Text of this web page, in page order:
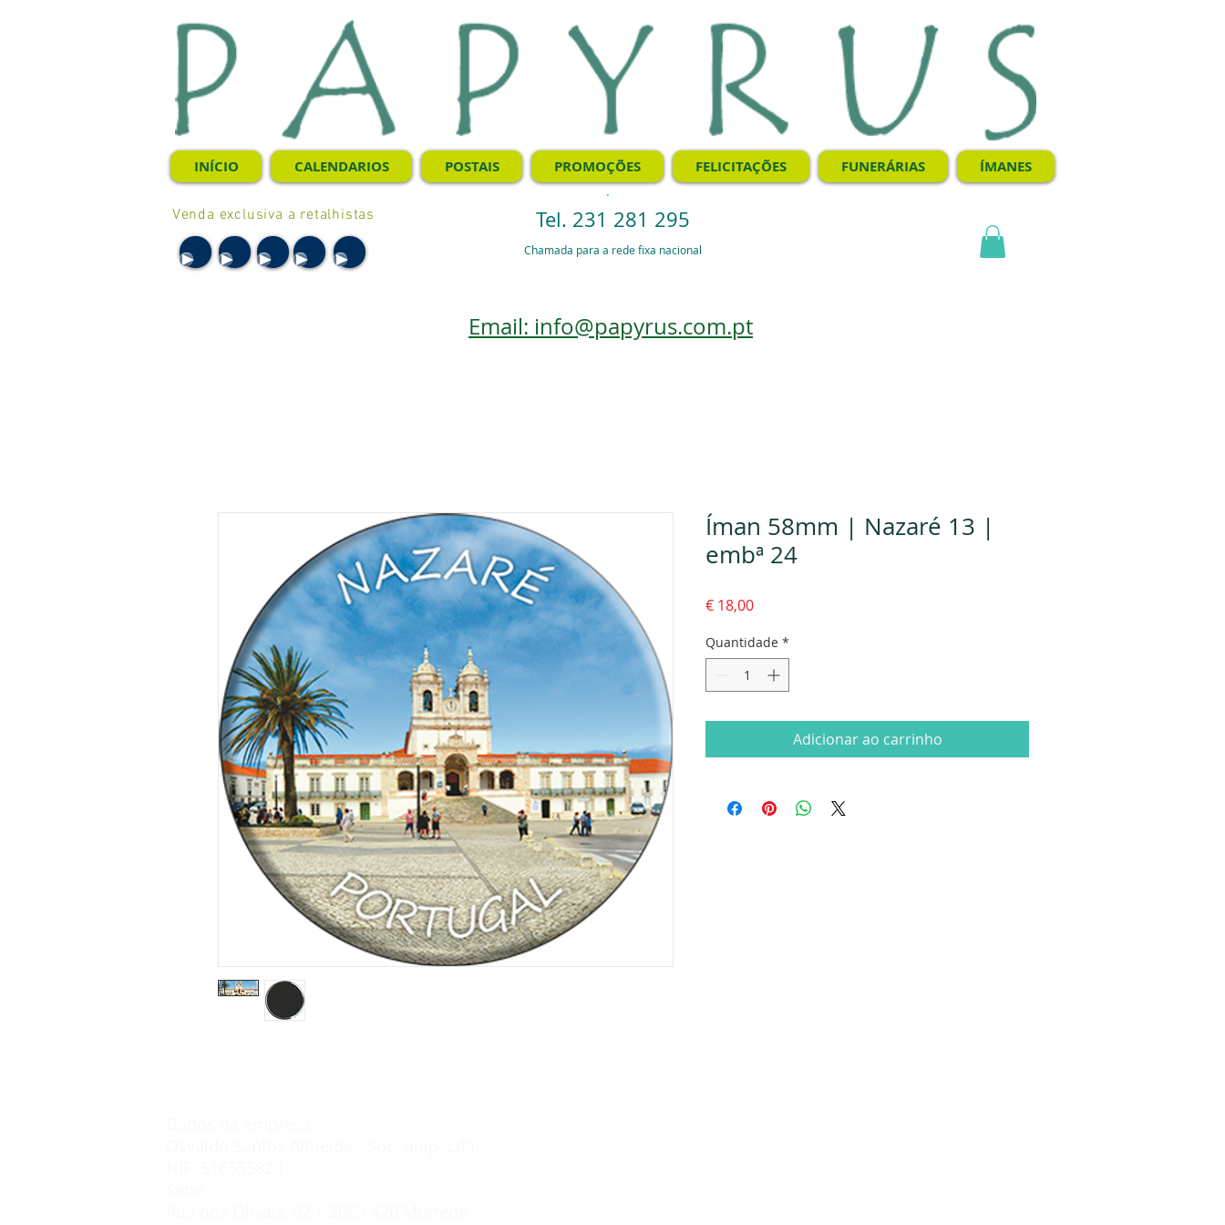
INÍCIO CALENDARIOS POSTAIS PROMOÇÕES FELICITAÇÕES FUNERÁRIAS ÍMANES
.
Venda exclusiva a retalhistas Tel. 231 281 295
Chamada para a rede fixa nacional
Email: info@papyrus.com.pt
Íman 58mm | Nazaré 13 |
embª 24
€ 18,00Preço
Quantidade *
Adicionar ao carrinho